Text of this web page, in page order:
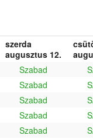
szerda
augusztus 12.
Szabad
Szabad
Szabad
Szabad
Szabad